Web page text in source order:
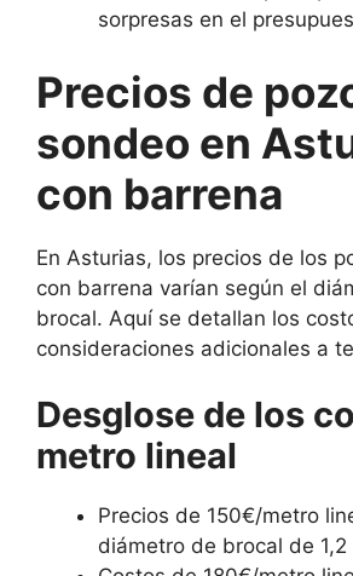
sorpresas en el
Precios de
sondeo en
con barrena
En Asturias, los precios de los
con barrena varían según el
brocal. Aquí se detallan los
consideraciones adicionales a
Desglose de los
metro lineal
Precios de 150€/metro
diámetro de brocal de 1,2